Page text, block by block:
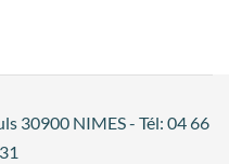
30900 NIMES - Tél: 04 66